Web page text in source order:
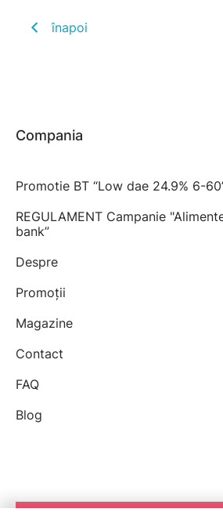
înapoi
Compania
Promotie BT “Low dae 24.9% 6-
REGULAMENT Campanie
bank”
Despre
Promoții
Magazine
Contact
FAQ
Blog